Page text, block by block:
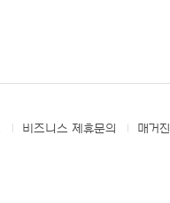
비즈니스 제휴문의 매거진